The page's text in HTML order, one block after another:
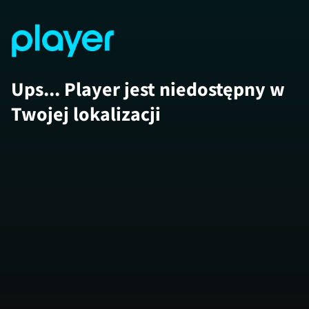
Ups... Player jest niedostępny w
Twojej lokalizacji